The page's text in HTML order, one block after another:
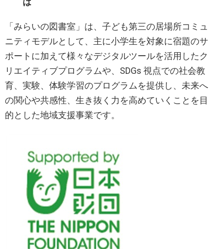
「みらいの図書室」は、子ども第三の居場所コミュ
ニティモデルとして、主に小学生を対象に宿題のサ
ポートに加えて様々なデジタルツールを活用したク
リエイティブプログラムや、SDGs 視点での社会教
育、実験、体験学習のプログラムを提供し、未来へ
の関心や共感性、生き抜く力を高めていくことを目
的とした地域支援事業です。